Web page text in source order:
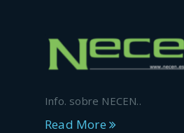
Info. sobre NECEN..
Read More